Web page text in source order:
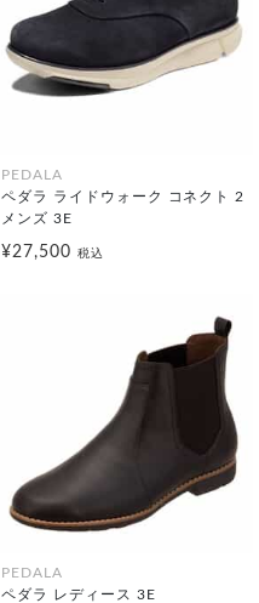
PEDALA
ペダラ ライドウォーク コネクト 2
メンズ 3E
¥27,500 税込
PEDALA
ペダラ レディース 3E